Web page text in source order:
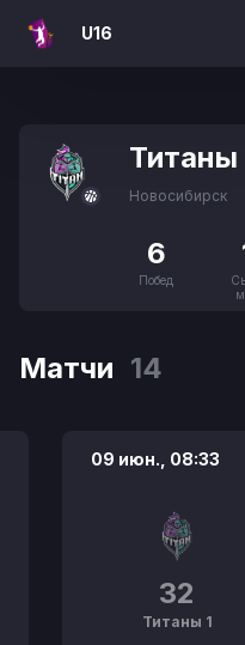
U16
Титаны
Новосибирск
6
Побед
Матчи 14
09 июн., 08:33
32
Титаны 1